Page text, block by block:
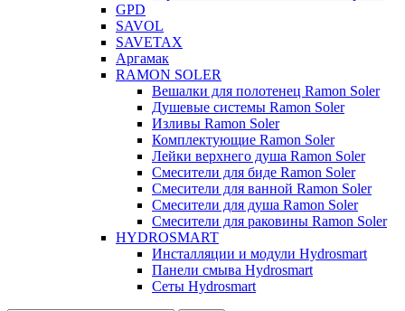
GPD
SAVOL
SAVETAX
Аргамак
RAMON SOLER
Вешалки для полотенец Ramon Soler
Душевые системы Ramon Soler
Изливы Ramon Soler
Комплектующие Ramon Soler
Лейки верхнего душа Ramon Soler
Смесители для биде Ramon Soler
Смесители для ванной Ramon Soler
Смесители для душа Ramon Soler
Смесители для раковины Ramon Soler
HYDROSMART
Инсталляции и модули Hydrosmart
Панели смыва Hydrosmart
Сеты Hydrosmart